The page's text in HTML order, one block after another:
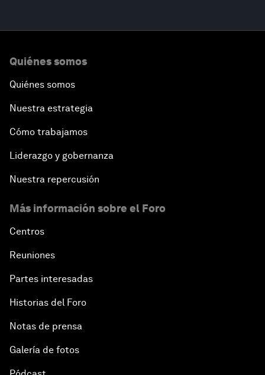
Quiénes somos
Quiénes somos
Nuestra estrategia
Cómo trabajamos
Liderazgo y gobernanza
Nuestra repercusión
Más información sobre el Foro
Centros
Reuniones
Partes interesadas
Historias del Foro
Notas de prensa
Galería de fotos